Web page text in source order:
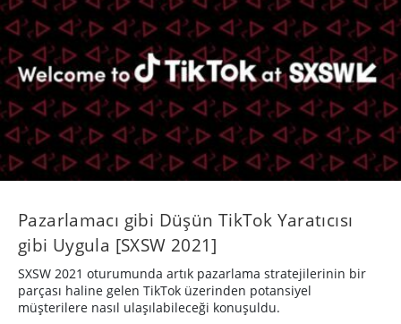
Pazarlamacı gibi Düşün TikTok Yaratıcısı
gibi Uygula [SXSW 2021]
SXSW 2021 oturumunda artık pazarlama stratejilerinin bir
parçası haline gelen TikTok üzerinden potansiyel
müşterilere nasıl ulaşılabileceği konuşuldu.